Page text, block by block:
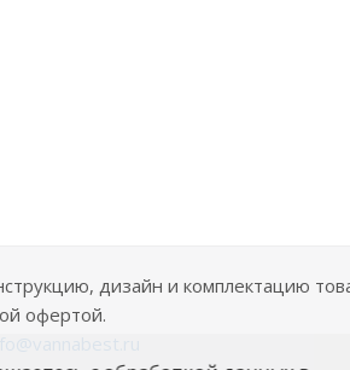
дизайн и комплектацию
офертой.